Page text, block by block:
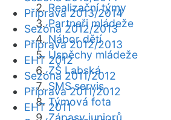
Realizační týmy
Partneři mládeže
Nábor dětí
Úspěchy mládeže
ZŠ Labská
SMS servis
Týmová fota
Zápasy juniorů
Příprava 2013/2014
Sezóna 2012/2013
Příprava 2012/2013
EHT 2012
Sezóna 2011/2012
Příprava 2011/2012
EHT 2011